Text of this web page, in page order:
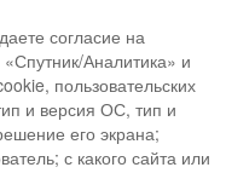
согласие на
Аналитика» и
пользовательских
и версия ОС, тип и
его экрана;
с какого сайта или